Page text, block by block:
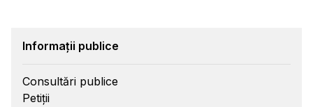
Informații publice
Consultări publice
Petiții